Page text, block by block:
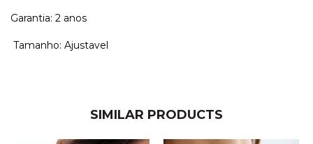
Garantia: 2 anos
Tamanho: Ajustavel
SIMILAR PRODUCTS